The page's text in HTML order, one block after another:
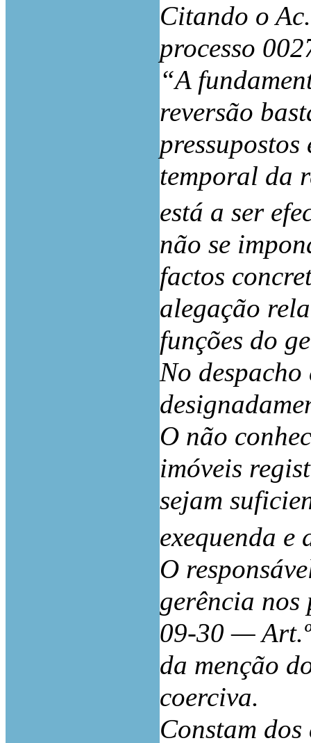
Citando o
processo
“A
reversão
temporal da
está a ser
não se
factos
alegação
funções do
No despacho
O não
imóveis
sejam
exequenda
O
gerência
09-30 —
da menção
coerciva.
Constam